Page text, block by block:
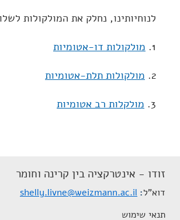
לנוחיותינו, נחלק את המולקולות
1. מולקולות דו-אטומיות
2. מולקולות תלת-אטומיות
3. מולקלות רב אטומיות
זודו - אינטרקציה בין קרינה וחומר
דוא"ל shelly.livne@weizmann.ac.il
תנאי שימוש